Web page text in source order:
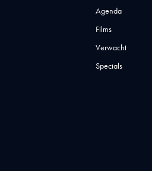
Agenda
Films
Verwacht
Specials